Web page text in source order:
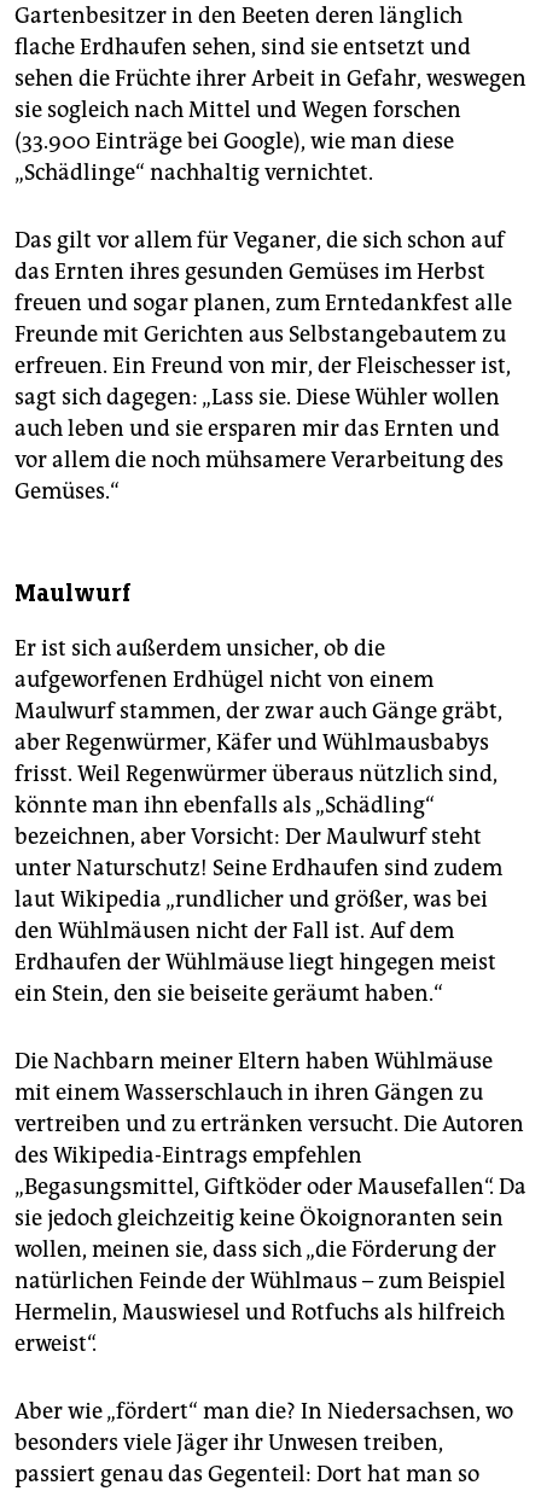
Gartenbesitzer in den Beeten deren länglich
flache Erdhaufen sehen, sind sie entsetzt und
sehen die Früchte ihrer Arbeit in Gefahr, weswegen
sie sogleich nach Mittel und Wegen forschen
(33.900 Einträge bei Google), wie man diese
„Schädlinge“ nachhaltig vernichtet.
Das gilt vor allem für Veganer, die sich schon auf
das Ernten ihres gesunden Gemüses im Herbst
freuen und sogar planen, zum Erntedankfest alle
Freunde mit Gerichten aus Selbstangebautem zu
erfreuen. Ein Freund von mir, der Fleischesser ist,
sagt sich dagegen: „Lass sie. Diese Wühler wollen
auch leben und sie ersparen mir das Ernten und
vor allem die noch mühsamere Verarbeitung des
Gemüses.“
Maulwurf
Er ist sich außerdem unsicher, ob die
aufgeworfenen Erdhügel nicht von einem
Maulwurf stammen, der zwar auch Gänge gräbt,
aber Regenwürmer, Käfer und Wühlmausbabys
frisst. Weil Regenwürmer überaus nützlich sind,
könnte man ihn ebenfalls als „Schädling“
bezeichnen, aber Vorsicht: Der Maulwurf steht
unter Naturschutz! Seine Erdhaufen sind zudem
laut Wikipedia „rundlicher und größer, was bei
den Wühlmäusen nicht der Fall ist. Auf dem
Erdhaufen der Wühlmäuse liegt hingegen meist
ein Stein, den sie beiseite geräumt haben.“
Die Nachbarn meiner Eltern haben Wühlmäuse
mit einem Wasserschlauch in ihren Gängen zu
vertreiben und zu ertränken versucht. Die Autoren
des Wikipedia-Eintrags empfehlen
„Begasungsmittel, Giftköder oder Mausefallen“. Da
sie jedoch gleichzeitig keine Ökoignoranten sein
wollen, meinen sie, dass sich „die Förderung der
natürlichen Feinde der Wühlmaus – zum Beispiel
Hermelin, Mauswiesel und Rotfuchs als hilfreich
erweist“.
Aber wie „fördert“ man die? In Niedersachsen, wo
besonders viele Jäger ihr Unwesen treiben,
passiert genau das Gegenteil: Dort hat man so